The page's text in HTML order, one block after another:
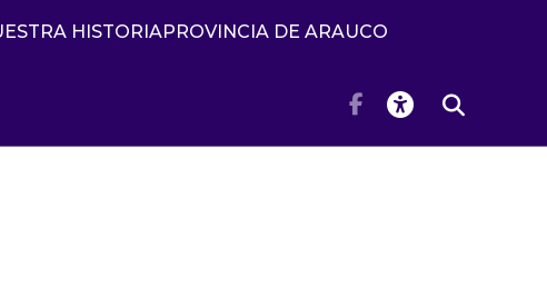
HISTORIAPROVINCIA DE ARAUCO